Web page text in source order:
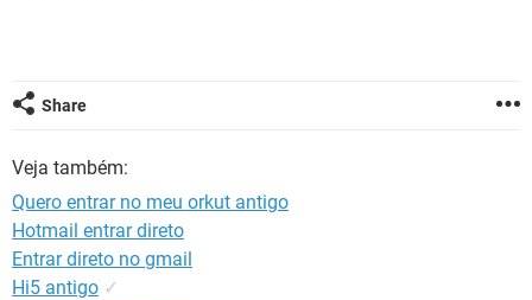
GUIA DE COMPRAS
Share
Veja também:
Quero entrar no meu orkut antigo
Hotmail entrar direto
Entrar direto no gmail
Hi5 antigo ✓